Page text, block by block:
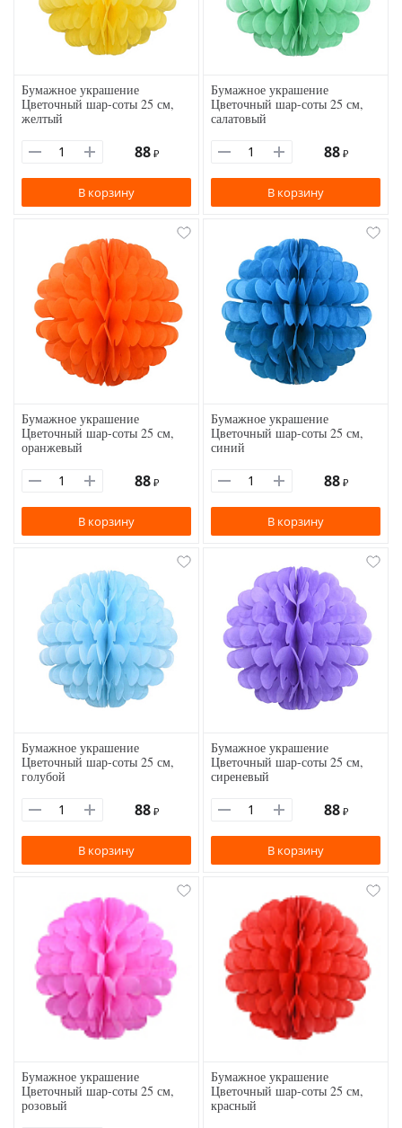
Бумажное украшение
Цветочный шар-соты 25 см,
желтый
88 ₽
В корзину
Бумажное украшение
Цветочный шар-соты 25 см,
салатовый
88 ₽
В корзину
Бумажное украшение
Цветочный шар-соты 25 см,
оранжевый
88 ₽
В корзину
Бумажное украшение
Цветочный шар-соты 25 см,
синий
88 ₽
В корзину
Бумажное украшение
Цветочный шар-соты 25 см,
голубой
88 ₽
В корзину
Бумажное украшение
Цветочный шар-соты 25 см,
сиреневый
88 ₽
В корзину
Бумажное украшение
Цветочный шар-соты 25 см,
розовый
Бумажное украшение
Цветочный шар-соты 25 см,
красный